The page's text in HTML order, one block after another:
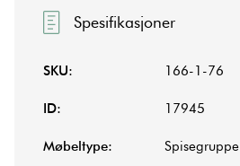
Spesifikasjoner
SKU: 166-1-76
ID: 17945
Møbeltype: Spisegruppe